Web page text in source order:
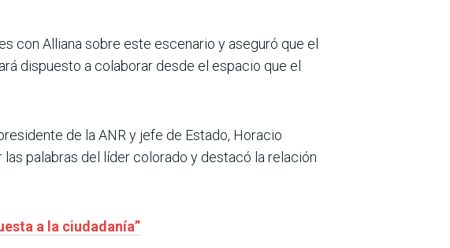
con Alliana sobre este escenario y aseguró que el
dispuesto a colaborar desde el espacio que el
de la ANR y jefe de Estado, Horacio
las palabras del líder colorado y destacó la relación
a la ciudadanía”